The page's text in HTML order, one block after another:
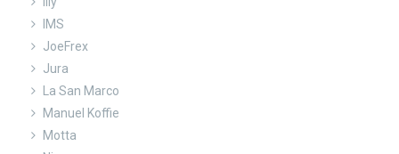
IMS
JoeFrex
Jura
La San Marco
Manuel Koffie
Motta